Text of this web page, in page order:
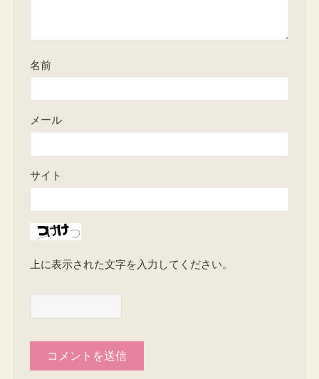
名前
メール
サイト
上に表示された文字を入力してください。